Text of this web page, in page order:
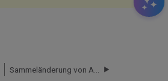
Sammeländerung von Ausleihfristen